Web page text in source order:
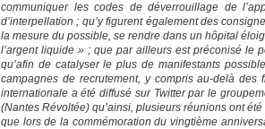
communiquer les codes de déverrouillage de
d’interpellation ; qu’y figurent également des
la mesure du possible, se rendre dans un hôpital
l’argent liquide » ; que par ailleurs est préconisé le
qu’afin de catalyser le plus de manifestants
campagnes de recrutement, y compris au-delà
internationale a été diffusé sur Twitter par le
(Nantes Révoltée) qu’ainsi, plusieurs réunions ont
que lors de la commémoration du vingtième